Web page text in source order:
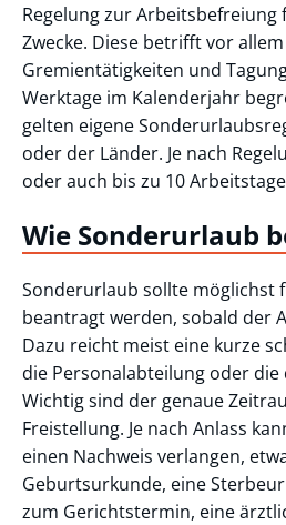
Regelung zur
Zwecke. Diese betrifft vor
Gremientätigkeiten und
Werktage im Kalenderjahr
gelten eigene
oder der Länder. Je nach
oder auch bis zu 10
Wie Sonderurlaub
Sonderurlaub sollte möglichst
beantragt werden, sobald der
Dazu reicht meist eine kurze
die Personalabteilung oder
Wichtig sind der genaue
Freistellung. Je nach Anlass
einen Nachweis verlangen,
Geburtsurkunde, eine
zum Gerichtstermin, eine